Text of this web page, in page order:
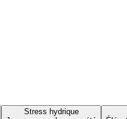
Stress hydrique